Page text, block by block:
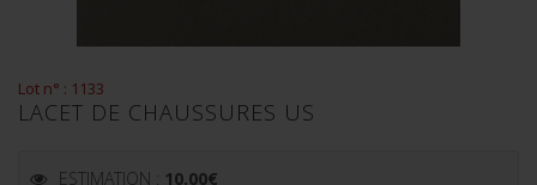
Lot n° : 1133
LACET DE CHAUSSURES US
ESTIMATION : 10.00€